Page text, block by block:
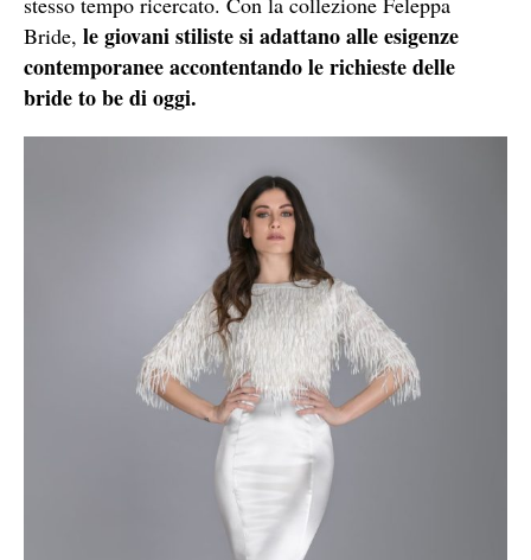
Bride, le giovani stiliste si adattano alle esigenze
contemporanee accontentando le richieste delle
bride to be di oggi.